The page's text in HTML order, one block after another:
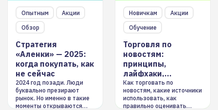
Опытным
Акции
Обзор
Стратегия
«Аленки» — 2025:
когда покупать, как
не сейчас
2024 год позади. Люди
буквально презирают
рынок. Но именно в такие
моменты открываются
Новичкам
Акции
Обучение
Торговля по
новостям:
принципы,
лайфхаки,
инструменты
Как торговать по
новостям, какие источники
использовать, как
правильно оценивать